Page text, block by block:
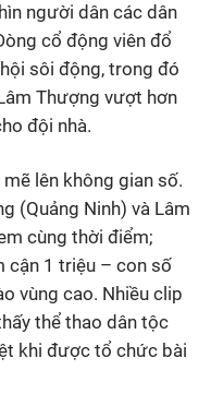
người dân các dân
cổ động viên đổ
sôi động, trong đó
Thượng vượt hơn
đội nhà.
lên không gian số.
(Quảng Ninh) và Lâm
cùng thời điểm;
cận 1 triệu – con số
vùng cao. Nhiều clip
thể thao dân tộc
khi được tổ chức bài